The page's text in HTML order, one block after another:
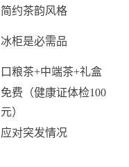
简约茶韵风格
冰柜是必需品
口粮茶+中端茶+礼盒
免费（健康证体检100
元）
应对突发情况